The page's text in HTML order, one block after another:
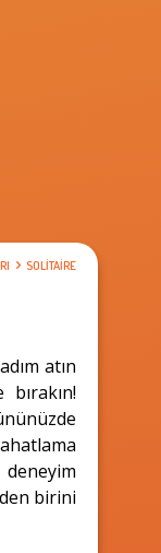
SOLITAIRE OYUNU
atın
birini